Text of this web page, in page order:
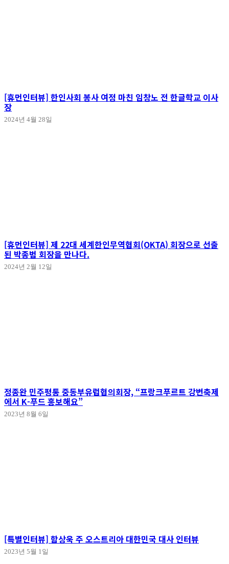
[휴먼인터뷰] 한인사회 봉사 여정 마친 임창노 전 한글학교 이사
장
2024년 4월 28일
[휴먼인터뷰] 제 22대 세계한인무역협회(OKTA) 회장으로 선출
된 박종범 회장을 만나다.
2024년 2월 12일
정종완 민주평통 중동부유럽협의회장, “프랑크푸르트 강변축제
에서 K-푸드 홍보해요”
2023년 8월 6일
[특별인터뷰] 함상욱 주 오스트리아 대한민국 대사 인터뷰
2023년 5월 1일